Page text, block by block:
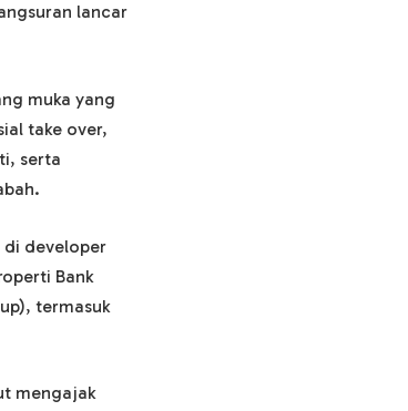
lancar
muka yang
take over,
serta
di developer
Bank
termasuk
mengajak